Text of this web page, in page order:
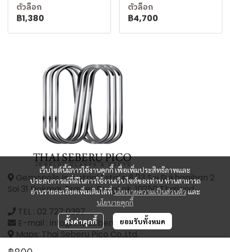
ตัวล็อก
฿1,380
ตัวล็อก
฿4,700
เว็บไซต์นี้มีการใช้งานคุกกี้ เพื่อเพิ่มประสิทธิภาพและ
ประสบการณ์ที่ดีในการใช้งานเว็บไซต์ของท่าน ท่านสามารถ
อ่านรายละเอียดเพิ่มเติมได้ที่นโยบายความเป็นส่วนตัวและ
นโยบายคุกกี้
ตั้งค่าคุกกี้ ยอมรับทั้งหมด
Gemopolis Industrial Estate 8/13 Soi Sukhapiban 2
Soi 31 Dokmai, Prawes Bangkok, 10250 Thailand
TEL : 02 727 0397
E-mail : info@thaiseberupico.com
Maps: Thai Seberu Pico Co.,Ltd.